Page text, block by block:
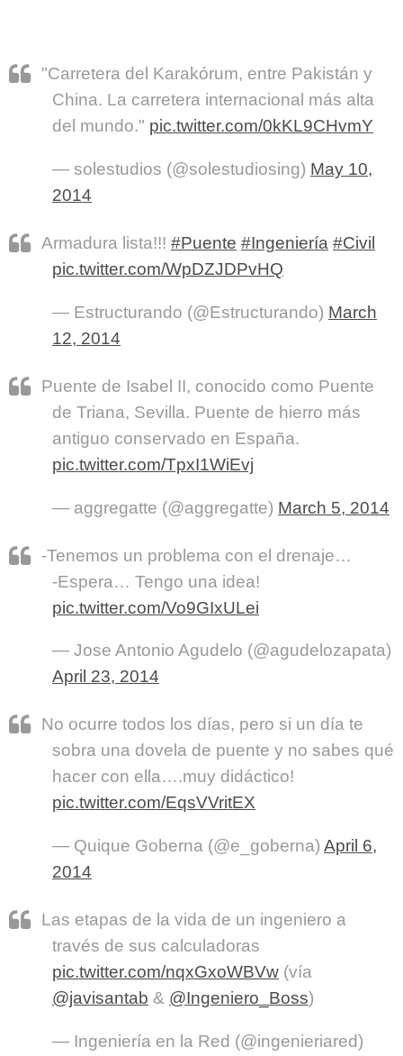
"Carretera del Karakórum, entre Pakistán y
China. La carretera internacional más alta
del mundo." pic.twitter.com/0kKL9CHvmY
— solestudios (@solestudiosing) May 10,
2014
Armadura lista!!! #Puente #Ingeniería #Civil
pic.twitter.com/WpDZJDPvHQ
— Estructurando (@Estructurando) March
12, 2014
Puente de Isabel II, conocido como Puente
de Triana, Sevilla. Puente de hierro más
antiguo conservado en España.
pic.twitter.com/TpxI1WiEvj
— aggregatte (@aggregatte) March 5, 2014
-Tenemos un problema con el drenaje…
-Espera… Tengo una idea!
pic.twitter.com/Vo9GIxULei
— Jose Antonio Agudelo (@agudelozapata)
April 23, 2014
No ocurre todos los días, pero si un día te
sobra una dovela de puente y no sabes qué
hacer con ella….muy didáctico!
pic.twitter.com/EqsVVritEX
— Quique Goberna (@e_goberna) April 6,
2014
Las etapas de la vida de un ingeniero a
través de sus calculadoras
pic.twitter.com/nqxGxoWBVw (vía
@javisantab & @Ingeniero_Boss)
— Ingeniería en la Red (@ingenieriared)